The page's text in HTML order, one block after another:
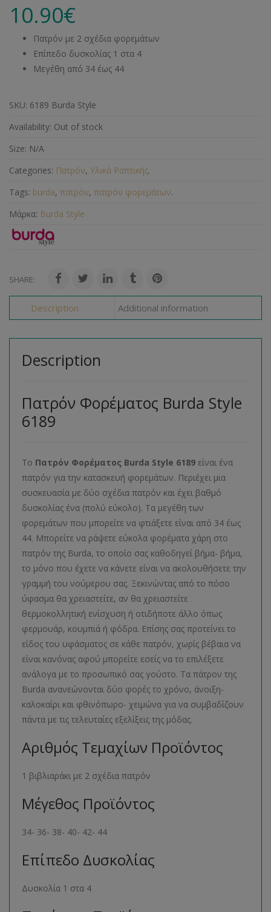
10.90€
Πατρόν με 2 σχέδια φορεμάτων
Επίπεδο δυσκολίας 1 στα 4
Μεγέθη από 34 έως 44
SKU: 6189 Burda Style
Availability: Out of stock
Size: N/A
Categories: Πατρόν, Υλικά Ραπτικής.
Tags: burda, πατρόν, πατρόν φορεμάτων.
Μάρκα: Burda Style
SHARE:
Description Additional information
Description
Πατρόν Φορέματος Burda Style
6189
Το Πατρόν Φορέματος Burda Style 6189 είναι ένα
πατρόν για την κατασκευή φορεμάτων. Περιέχει μια
συσκευασία με δύο σχέδια πατρόν και έχει βαθμό
δυσκολίας ένα (πολύ εύκολο). Τα μεγέθη των
φορεμάτων που μπορείτε να φτιάξετε είναι από 34 έως
44. Μπορείτε να ράψετε εύκολα φορέματα χάρη στο
πατρόν της Burda, το οποίο σας καθοδηγεί βήμα- βήμα,
το μόνο που έχετε να κάνετε είναι να ακολουθήσετε την
γραμμή του νούμερου σας. Ξεκινώντας από το πόσο
ύφασμα θα χρειαστείτε, αν θα χρειαστείτε
θερμοκολλητική ενίσχυση ή οτιδήποτε άλλο όπως
φερμουάρ, κουμπιά ή φόδρα. Επίσης σας προτείνει το
είδος του υφάσματος σε κάθε πατρόν, χωρίς βέβαια να
είναι κανόνας αφού μπορείτε εσείς να το επιλέξετε
ανάλογα με το προσωπικό σας γούστο. Τα πάτρον της
Burda ανανεώνονται δύο φορές το χρόνο, άνοιξη-
καλοκαίρι και φθινόπωρο- χειμώνα για να συμβαδίζουν
πάντα με τις τελευταίες εξελίξεις της μόδας.
Αριθμός Τεμαχίων Προϊόντος
1 βιβλιαράκι με 2 σχέδια πατρόν
Μέγεθος Προϊόντος
34- 36- 38- 40- 42- 44
Επίπεδο Δυσκολίας
Δυσκολία 1 στα 4